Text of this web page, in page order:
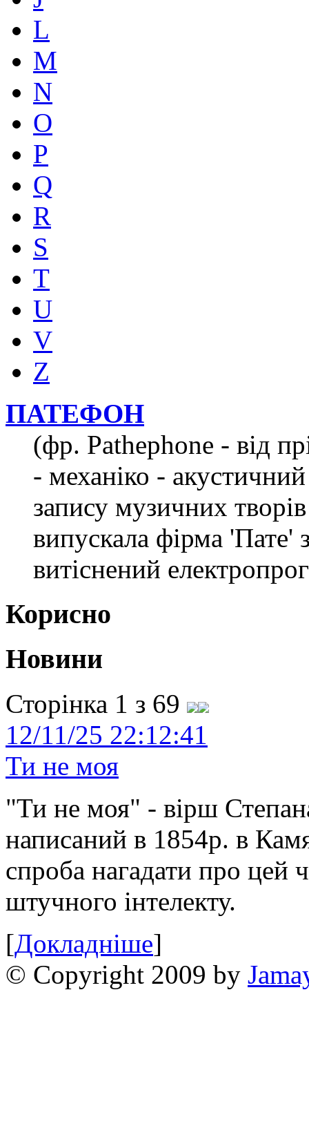
L
M
N
O
P
Q
R
S
T
U
V
Z
ПАТЕФОН
(фр. Pathephone - від
- механіко -
запису музичних
випускала фірма
витіснений
Корисно
Новини
Сторінка 1 з 69
12/11/25 22:12:41
Ти не моя
"Ти не моя" - вірш
написаний в 1854р. в
спроба нагадати про цей
штучного інтелекту.
[Докладніше]
© Copyright 2009 by